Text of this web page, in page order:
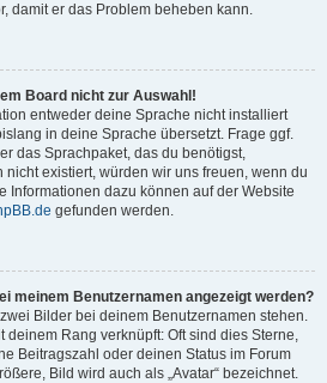
damit er das Problem beheben kann.
Board nicht zur Auswahl!
entweder deine Sprache nicht installiert
in deine Sprache übersetzt. Frage ggf.
das Sprachpaket, das du benötigst,
existiert, würden wir uns freuen, wenn du
Informationen dazu können auf der Website
gefunden werden.
meinem Benutzernamen angezeigt werden?
Bilder bei deinem Benutzernamen stehen.
deinem Rang verknüpft: Oft sind dies Sterne,
Beitragszahl oder deinen Status im Forum
Bild wird auch als „Avatar“ bezeichnet.